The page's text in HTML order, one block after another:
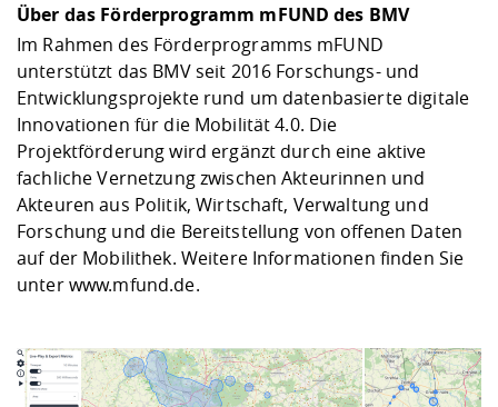
Über das Förderprogramm mFUND des BMV
Im Rahmen des Förderprogramms mFUND
unterstützt das BMV seit 2016 Forschungs- und
Entwicklungsprojekte rund um datenbasierte digitale
Innovationen für die Mobilität 4.0. Die
Projektförderung wird ergänzt durch eine aktive
fachliche Vernetzung zwischen Akteurinnen und
Akteuren aus Politik, Wirtschaft, Verwaltung und
Forschung und die Bereitstellung von offenen Daten
auf der Mobilithek. Weitere Informationen finden Sie
unterwww.mfund.de.